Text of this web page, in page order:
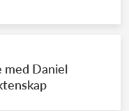
med Daniel